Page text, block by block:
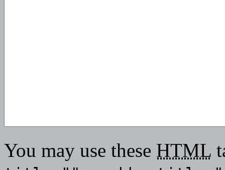
You may use these HTML